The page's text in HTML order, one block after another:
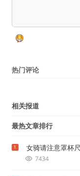
热门评论
相关报道
最热文章排行
1 女骑请注意罩杯
7434